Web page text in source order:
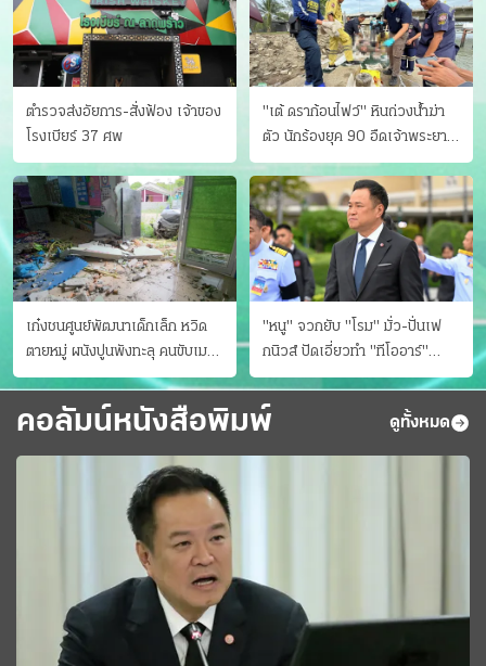
ตำรวจส่งอัยการ-สั่งฟ้อง เจ้าของ
โรงเบียร์ 37 ศพ
"เต้ ดราก้อนไฟว์" หินถ่วงน้ำฆ่า
ตัว นักร้องยุค 90 อืดเจ้าพระยา
แฟนหาตัววุ่น เครียดธุรกิจ!
เก๋งชนศูนย์พัฒนาเด็กเล็ก หวิด
ตายหมู่ ผนังปูนพังทะลุ คนขับเมา
ยา
"หนู" จวกยับ "โรม" มั่ว-ปั่นเฟ
กนิวส์ ปัดเอี่ยวทํา "ทีโออาร์"
ต้นทางโกงสอบฉาว
คอลัมน์หนังสือพิมพ์ ดูทั้งหมด